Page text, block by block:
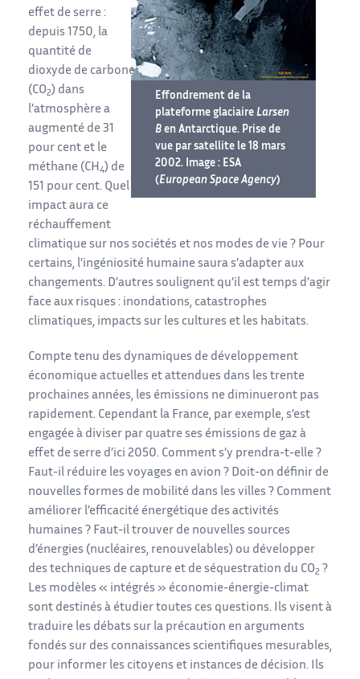
Effondrement de la
plateforme glaciaire Larsen
B en Antarctique. Prise de
vue par satellite le 18 mars
2002. Image : ESA
(European Space Agency)
effet de serre :
depuis 1750, la
quantité de
dioxyde de carbone
(CO2) dans
l’atmosphère a
augmenté de 31
pour cent et le
méthane (CH 4) de
151 pour cent. Quel
impact aura ce
réchauffement
climatique sur nos sociétés et nos modes de vie ? Pour
certains, l’ingéniosité humaine saura s’adapter aux
changements. D’autres soulignent qu’il est temps d’agir
face aux risques : inondations, catastrophes
climatiques, impacts sur les cultures et les habitats.
Compte tenu des dynamiques de développement
économique actuelles et attendues dans les trente
prochaines années, les émissions ne diminueront pas
rapidement. Cependant la France, par exemple, s’est
engagée à diviser par quatre ses émissions de gaz à
effet de serre d’ici 2050. Comment s’y prendra-t-elle ?
Faut-il réduire les voyages en avion ? Doit-on définir de
nouvelles formes de mobilité dans les villes ? Comment
améliorer l’efficacité énergétique des activités
humaines ? Faut-il trouver de nouvelles sources
d’énergies (nucléaires, renouvelables) ou développer
des techniques de capture et de séquestration du CO2 ?
Les modèles « intégrés » économie-énergie-climat
sont destinés à étudier toutes ces questions. Ils visent à
traduire les débats sur la précaution en arguments
fondés sur des connaissances scientifiques mesurables,
pour informer les citoyens et instances de décision. Ils